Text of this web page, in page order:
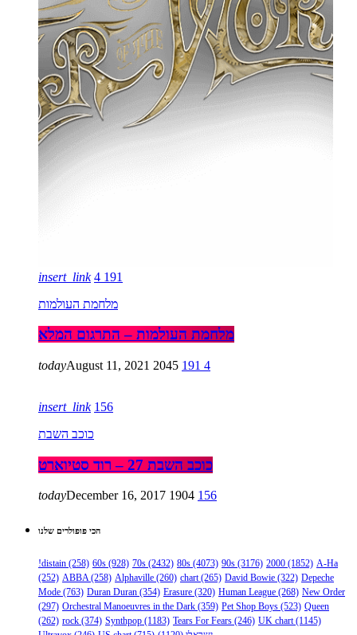
insert_link 4 191
מלחמת העולמות
מלחמת העולמות – התרגום המלא
todayAugust 11, 2021 2045 191 4
insert_link 156
כוכב השבת
כוכב השבת 27 – רוד סטיוארט
todayDecember 16, 2017 1904 156
הכי פופולרים שלנו
!distain (258) 60s (928) 70s (2432) 80s (4073) 90s (3176) 2000 (1852) A-Ha
(252) ABBA(258) Alphaville (260) chart(265) David Bowie (322) Depeche
Mode (763) Duran Duran (354) Erasure (320) Human League (268) New Order
(297) Orchestral Manoeuvres in the Dark (359) Pet Shop Boys (523) Queen
(262) rock (374) Synthpop (1183) Tears For Fears (246) UK chart(1145)